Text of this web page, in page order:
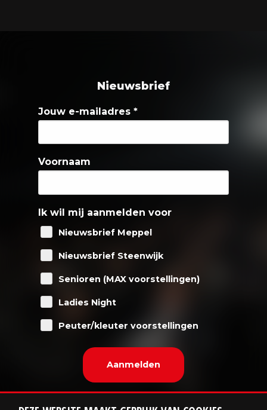
Nieuwsbrief
Jouw e-mailadres *
Voornaam
Ik wil mij aanmelden voor
Nieuwsbrief Meppel
Nieuwsbrief Steenwijk
Senioren (MAX voorstellingen)
Ladies Night
Peuter/kleuter voorstellingen